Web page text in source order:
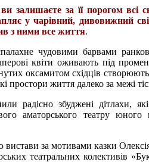
залишаєте за її порогом всі
у чарівний, дивовижний
з ними все життя.
чудовими барвами
квіти оживають під
оксамитом східців
простори життя далеко за межі
радісно збуджені дітлахи,
аматорського театру юного
вистави за мотивами казки
театральних колективів